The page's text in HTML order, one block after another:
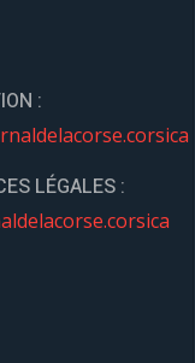
:
LÉGALES :